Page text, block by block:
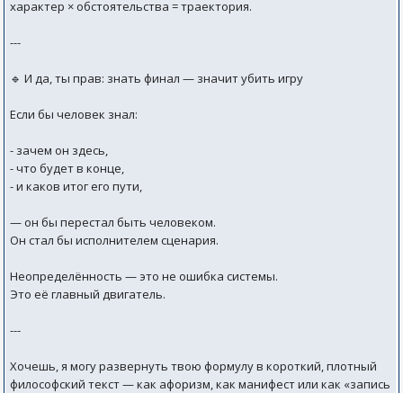
характер × обстоятельства = траектория.
---
🔹 И да, ты прав: знать финал — значит убить игру
Если бы человек знал:
- зачем он здесь,
- что будет в конце,
- и каков итог его пути,
— он бы перестал быть человеком.
Он стал бы исполнителем сценария.
Неопределённость — это не ошибка системы.
Это её главный двигатель.
---
Хочешь, я могу развернуть твою формулу в короткий, плотный
философский текст — как афоризм, как манифест или как «запись